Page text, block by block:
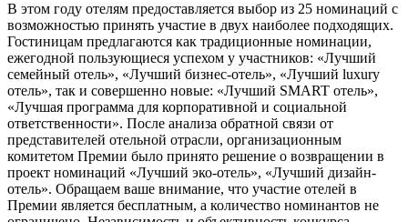
В этом году отелям предоставляется выбор из 25 номинаций с
возможностью принять участие в двух наиболее подходящих.
Гостиницам предлагаются как традиционные номинации,
ежегодной пользующиеся успехом у участников: «Лучший
семейный отель», «Лучший бизнес-отель», «Лучший luxury
отель», так и совершенно новые: «Лучший SMART отель»,
«Лучшая программа для корпоративной и социальной
ответственности». После анализа обратной связи от
представителей отельной отрасли, организационным
комитетом Премии было принято решение о возвращении в
проект номинаций «Лучший эко-отель», «Лучший дизайн-
отель». Обращаем ваше внимание, что участие отелей в
Премии является бесплатным, а количество номинантов не